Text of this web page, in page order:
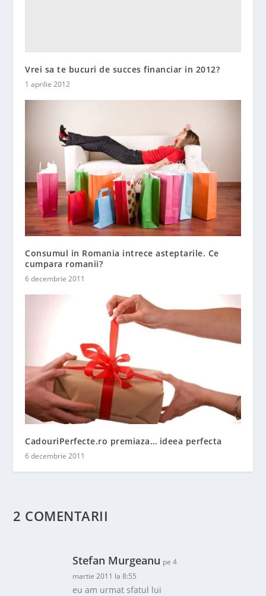
Vrei sa te bucuri de succes financiar in 2012?
1 aprilie 2012
Consumul in Romania intrece asteptarile. Ce
cumpara romanii?
6 decembrie 2011
CadouriPerfecte.ro premiaza… ideea perfecta
6 decembrie 2011
2 COMENTARII
Stefan Murgeanu pe 4
martie 2011 la 8:55
eu am urmat sfatul lui